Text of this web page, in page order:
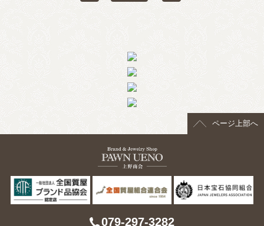
ページ上部へ
079-297-3282
> よくあるご質問
> ホーム
> 古物営業法に基づく表示
> プライバシーポリシー
> お問い合わせ